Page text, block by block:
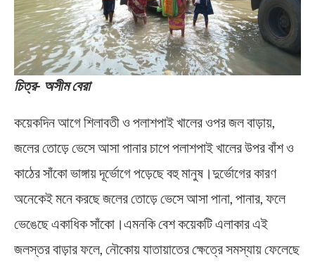
চিত্র- অসীম বেরা
কয়েকদিন আগে শিলাবতী ও পলাশপাই খালের ওপর জল বাড়ায়,
জলের তোড়ে ভেসে আসা পানার চাপে পলাশপাই খালের উপর বাঁশ ও
কাঠের সাঁকো ভাঙ্গায় দূর্ভোগে পড়েছে বহু মানুষ।দুর্ভোগের কারণ
অনেকেই মনে করছে জলের তোড়ে ভেসে আসা পানা, পানার, ফলে
ভেঙেছে একাধিক সাঁকো।এমনকি বেশ কয়েকটি এলাকার এই
জলস্তর বাড়ার ফলে, নৌকোয় যাতায়াতের ক্ষেত্রে সমস্যায় ফেলেছে